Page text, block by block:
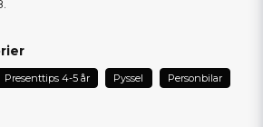
Presenttips 4-5 år Pyssel Personbilar